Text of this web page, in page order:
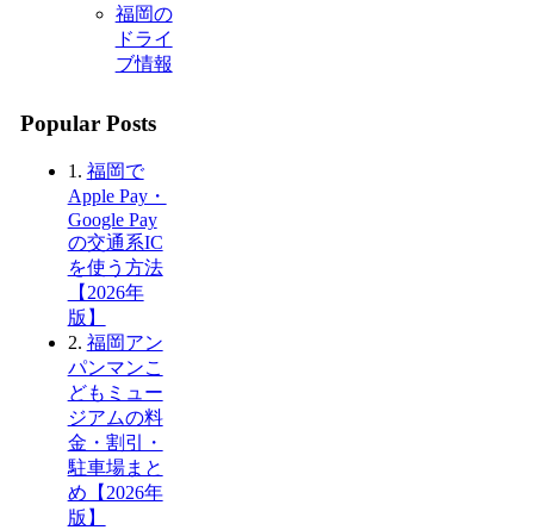
福岡の
ドライ
ブ情報
Popular Posts
1. 福岡で
Apple Pay・
Google Pay
の交通系IC
を使う方法
【2026年
版】
2. 福岡アン
パンマンこ
どもミュー
ジアムの料
金・割引・
駐車場まと
め【2026年
版】